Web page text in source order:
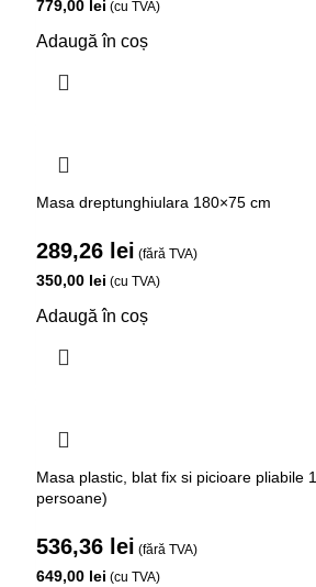
779,00 lei (cu TVA)
Adaugă în coș
Masa dreptunghiulara 180×75 cm
289,26 lei (fără TVA)
350,00 lei (cu TVA)
Adaugă în coș
Masa plastic, blat fix si picioare pliabile
persoane)
536,36 lei (fără TVA)
649,00 lei (cu TVA)